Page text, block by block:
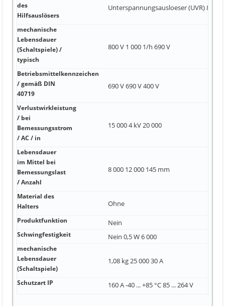
des
Hilfsauslösers
Unterspannungsausloeser (UVR) 8 3
mechanische
Lebensdauer
(Schaltspiele) /
typisch
800 V 1 000 1/h 690 V
Betriebsmittelkennzeichen
/ gemäß DIN
40719
690 V 690 V 400 V
Verlustwirkleistung
/ bei
Bemessungsstrom
/ AC / in
15 000 4 kV 20 000
Lebensdauer
im Mittel bei
Bemessungslast
/ Anzahl
8 000 12 000 145 mm
Material des
Halters
Ohne
Produktfunktion Nein
Schwingfestigkeit Nein 0,5 W 6 000
mechanische
Lebensdauer
(Schaltspiele)
1,08 kg 25 000 30 A
Schutzart IP 160 A -40 ... +85 °C 85 ... 264 V